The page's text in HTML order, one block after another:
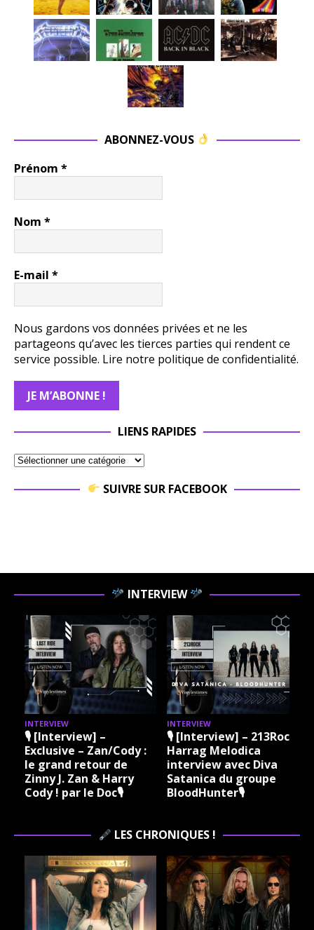
ABONNEZ-VOUS
Prénom *
Nom *
E-mail *
Nous gardons vos données privées et ne les
partageons qu’avec les tierces parties qui rendent ce
service possible. Lire notre politique de confidentialité.
LIENS RAPIDES
SUIVRE SUR FACEBOOK
INTERVIEW
INTERVIEW
🎙 [Interview] –
Exclusive – Zan/Cody :
le grand retour de
Zinny J. Zan & Harry
Cody ! par le Doc🎙
INTERVIEW
🎙 [Interview] – 213Rock
Harrag Melodica
interview avec Diva
Satanica du groupe
BloodHunter🎙
LES CHRONIQUES !